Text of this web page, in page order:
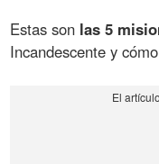
Estas son las 5
Incandescente y